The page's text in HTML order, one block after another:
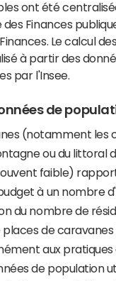
ont été
Finances
Le calcul
à partir des
par l'Insee.
de
(notamment les
ou du littoral
faible)
à un nombre
du nombre de
places de
aux pratiques
de population